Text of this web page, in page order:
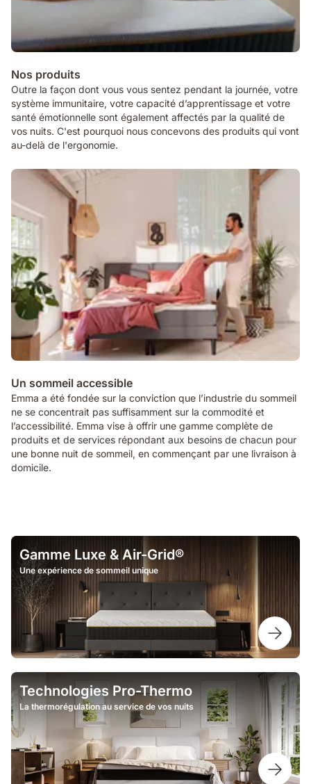
Nos produits
Outre la façon dont vous vous sentez pendant la journée, votre
système immunitaire, votre capacité d’apprentissage et votre
santé émotionnelle sont également affectés par la qualité de
vos nuits. C'est pourquoi nous concevons des produits qui vont
au-delà de l'ergonomie.
Un sommeil accessible
Emma a été fondée sur la conviction que l’industrie du sommeil
ne se concentrait pas suffisamment sur la commodité et
l’accessibilité. Emma vise à offrir une gamme complète de
produits et de services répondant aux besoins de chacun pour
une bonne nuit de sommeil, en commençant par une livraison à
domicile.
Gamme Luxe & Air-Grid®
Une expérience de sommeil unique
Technologies Pro-Thermo
La thermorégulation au service de vos nuits